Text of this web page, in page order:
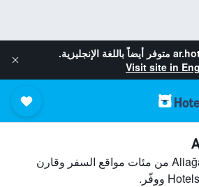
متوفر أيضاً باللغة الإنجليزية.
Visit site in
ابحث عن فنادق في Aliağa من مئات مواقع السفر وقارن